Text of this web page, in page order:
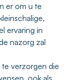
er om u te
ervaring in
nazorg zal
verzorgen die